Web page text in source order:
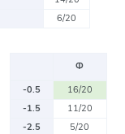
6/20
Ф
-0.5
16/20
-1.5
11/20
-2.5
5/20